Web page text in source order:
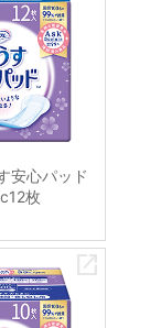
安心パッド
枚